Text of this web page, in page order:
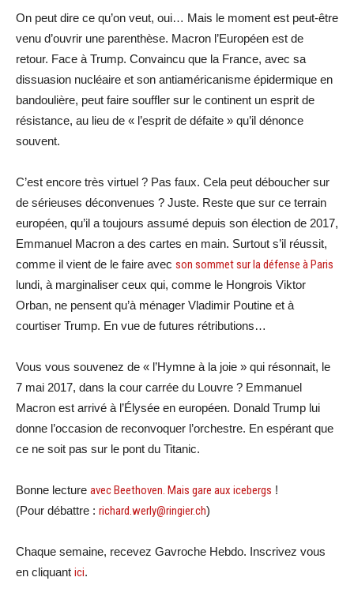
On peut dire ce qu’on veut, oui… Mais le moment est peut-être
venu d’ouvrir une parenthèse. Macron l’Européen est de
retour. Face à Trump. Convaincu que la France, avec sa
dissuasion nucléaire et son antiaméricanisme épidermique en
bandoulière, peut faire souffler sur le continent un esprit de
résistance, au lieu de « l’esprit de défaite » qu’il dénonce
souvent.
C’est encore très virtuel ? Pas faux. Cela peut déboucher sur
de sérieuses déconvenues ? Juste. Reste que sur ce terrain
européen, qu’il a toujours assumé depuis son élection de 2017,
Emmanuel Macron a des cartes en main. Surtout s’il réussit,
comme il vient de le faire avec son sommet sur la défense à Paris
lundi, à marginaliser ceux qui, comme le Hongrois Viktor
Orban, ne pensent qu’à ménager Vladimir Poutine et à
courtiser Trump. En vue de futures rétributions…
Vous vous souvenez de « l’Hymne à la joie » qui résonnait, le
7 mai 2017, dans la cour carrée du Louvre ? Emmanuel
Macron est arrivé à l’Élysée en européen. Donald Trump lui
donne l’occasion de reconvoquer l’orchestre. En espérant que
ce ne soit pas sur le pont du Titanic.
Bonne lecture avec Beethoven. Mais gare aux icebergs !
(Pour débattre : richard.werly@ringier.ch)
Chaque semaine, recevez Gavroche Hebdo. Inscrivez vous
en cliquant ici.